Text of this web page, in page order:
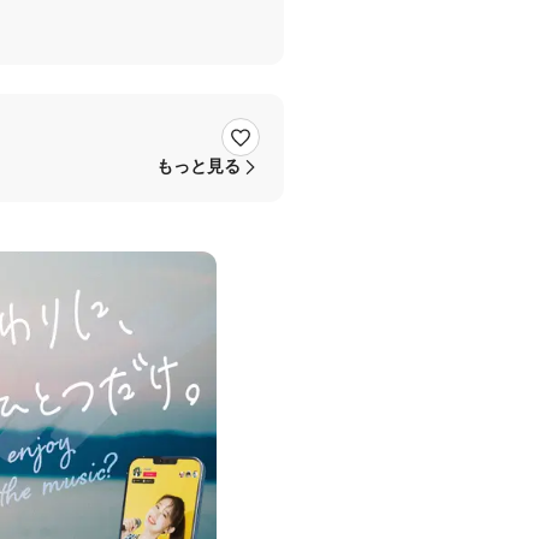
もっと見る